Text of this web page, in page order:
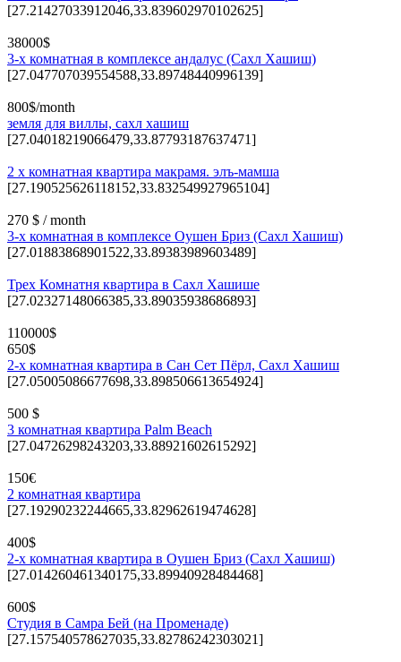
[27.21427033912046,33.839602970102625]
38000$
3-х комнатная в комплексе андалус (Сахл Хашиш)
[27.047707039554588,33.89748440996139]
800$/month
земля для виллы, сахл хашиш
[27.04018219066479,33.87793187637471]
2 х комнатная квартира макрамя. элъ-мамша
[27.190525626118152,33.832549927965104]
270 $ / month
3-х комнатная в комплексе Оушен Бриз (Сахл Хашиш)
[27.01883868901522,33.89383989603489]
Трех Комнатня квартира в Сахл Хашише
[27.02327148066385,33.89035938686893]
110000$
650$
2-х комнатная квартира в Сан Сет Пёрл, Сахл Хашиш
[27.05005086677698,33.898506613654924]
500 $
3 комнатная квартира Palm Beach
[27.04726298243203,33.88921602615292]
150€
2 комнатная квартира
[27.19290232244665,33.82962619474628]
400$
2-х комнатная квартира в Оушен Бриз (Сахл Хашиш)
[27.014260461340175,33.89940928484468]
600$
Студия в Самра Бей (на Променаде)
[27.157540578627035,33.82786242303021]